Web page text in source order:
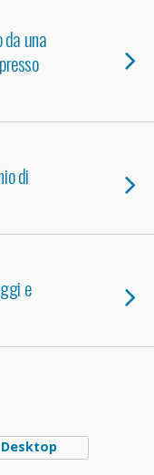
una
di
e
Desktop